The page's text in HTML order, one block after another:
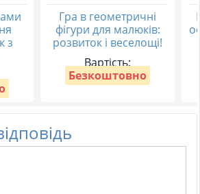
з
Гра в геометричні
фігури для малюків:
розвиток і веселощі!
Вартість:
Безкоштовно